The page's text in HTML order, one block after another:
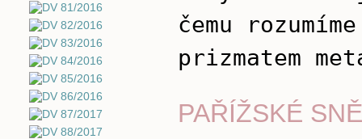
čemu
prizmatem
PAŘÍŽSKÉ